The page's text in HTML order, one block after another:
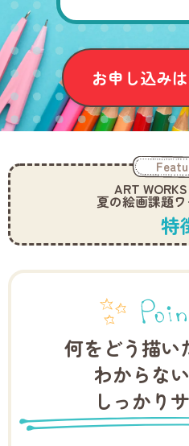
お申し込み
ART
夏の絵画課題
特
何をどう描い
わからな
しっかり